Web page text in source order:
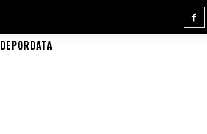
DEPORDATA